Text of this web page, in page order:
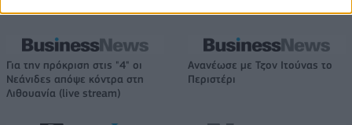
Για την πρόκριση στις "4" οι
Νεάνιδες απόψε κόντρα στη
Λιθουανία (live stream)
Ανανέωσε με Τζον Ιτούνας το
Περιστέρι